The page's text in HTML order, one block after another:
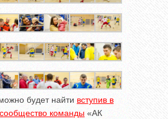
будет найти вступив в
команды «АК